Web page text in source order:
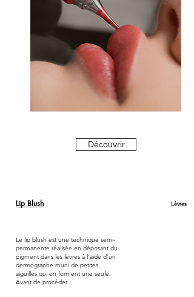
Découvrir
Lip Blush Lèvres
Le lip blush est une technique semi-
permanente réalisée en déposant du
pigment dans les lèvres à l’aide d’un
dermographe muni de petites
aiguilles qui en forment une seule.
Avant de procéder...